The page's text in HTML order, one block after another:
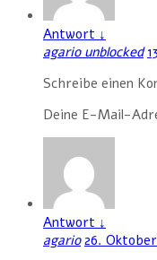
Antwort ↓
agario unblocked
Schreibe einen
Deine E-Mail-
Antwort ↓
agario 26.